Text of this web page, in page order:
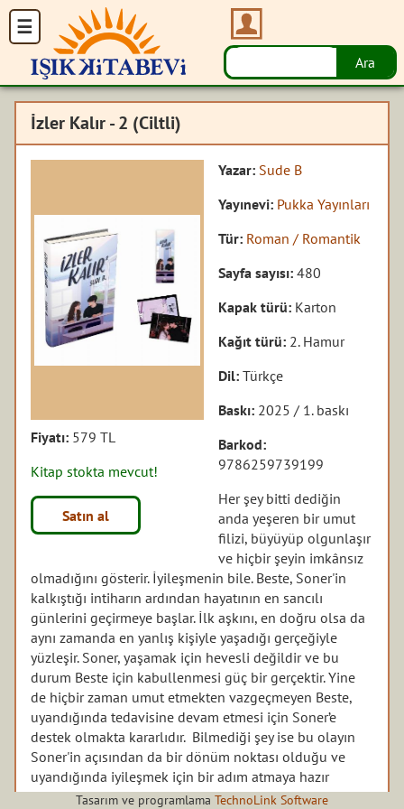
İzler Kalır - 2 (Ciltli)
Fiyatı: 579 TL
Kitap stokta mevcut!
Satın al
Yazar: Sude B
Yayınevi: Pukka Yayınları
Tür: Roman / Romantik
Sayfa sayısı:480
Kapak türü: Karton
Kağıt türü: 2. Hamur
Dil:Türkçe
Baskı: 2025 / 1. baskı
Barkod:
9786259739199
Her şey bitti dediğin
anda yeşeren bir umut
filizi, büyüyüp olgunlaşır
ve hiçbir şeyin imkânsız
olmadığını gösterir. İyileşmenin bile. Beste, Soner'in
kalkıştığı intiharın ardından hayatının en sancılı
günlerini geçirmeye başlar. İlk aşkını, en doğru olsa da
aynı zamanda en yanlış kişiyle yaşadığı gerçeğiyle
yüzleşir. Soner, yaşamak için hevesli değildir ve bu
durum Beste için kabullenmesi güç bir gerçektir. Yine
de hiçbir zaman umut etmekten vazgeçmeyen Beste,
uyandığında tedavisine devam etmesi için Soner’e
destek olmakta kararlıdır. Bilmediği şey ise bu olayın
Soner'in açısından da bir dönüm noktası olduğu ve
uyandığında iyileşmek için bir adım atmaya hazır
olduğudur. Uzun ve zorlu bir yola girilecek olsa da
Tasarım ve programlama TechnoLink Software